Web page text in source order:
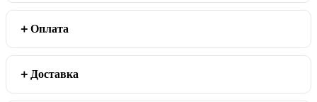
Оплата
Доставка